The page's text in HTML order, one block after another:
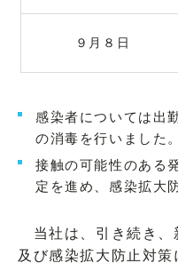
９月８日
感染者については出
の消毒を行いました。
接触の可能性のある
定を進め、感染拡大
当社は、引き続き、
及び感染拡大防止対策